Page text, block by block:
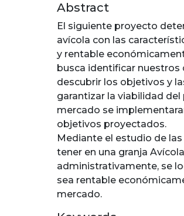
Abstract
El siguiente proyecto
avícola con las
y rentable
busca identificar
descubrir los objetivos y
garantizar la viabilidad
mercado se
objetivos proyectados.
Mediante el estudio de
tener en una granja
administrativamente, se
sea rentable
mercado.